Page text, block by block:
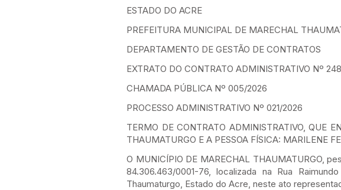
ESTADO DO ACRE
PREFEITURA MUNICIPAL DE MARECHAL
DEPARTAMENTO DE GESTÃO DE CONTRATOS
EXTRATO DO CONTRATO ADMINISTRATIVO Nº
CHAMADA PÚBLICA Nº 005/2026
PROCESSO ADMINISTRATIVO Nº 021/2026
TERMO DE CONTRATO ADMINISTRATIVO, QUE
THAUMATURGO E A PESSOA FÍSICA: MARILENE
O MUNICÍPIO DE MARECHAL THAUMATURGO,
84.306.463/0001-76, localizada na Rua
Thaumaturgo, Estado do Acre, neste ato